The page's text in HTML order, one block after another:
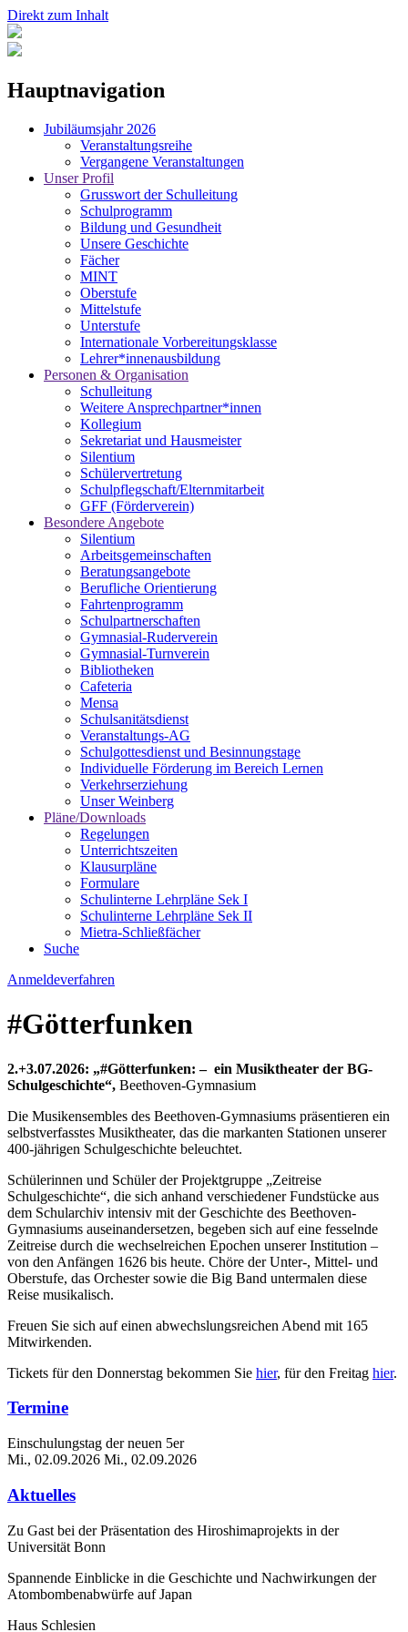
Direkt zum Inhalt
Hauptnavigation
Jubiläumsjahr 2026
Veranstaltungsreihe
Vergangene Veranstaltungen
Unser Profil
Grusswort der Schulleitung
Schulprogramm
Bildung und Gesundheit
Unsere Geschichte
Fächer
MINT
Oberstufe
Mittelstufe
Unterstufe
Internationale Vorbereitungsklasse
Lehrer*innenausbildung
Personen & Organisation
Schulleitung
Weitere Ansprechpartner*innen
Kollegium
Sekretariat und Hausmeister
Silentium
Schülervertretung
Schulpflegschaft/Elternmitarbeit
GFF (Förderverein)
Besondere Angebote
Silentium
Arbeitsgemeinschaften
Beratungsangebote
Berufliche Orientierung
Fahrtenprogramm
Schulpartnerschaften
Gymnasial-Ruderverein
Gymnasial-Turnverein
Bibliotheken
Cafeteria
Mensa
Schulsanitätsdienst
Veranstaltungs-AG
Schulgottesdienst und Besinnungstage
Individuelle Förderung im Bereich Lernen
Verkehrserziehung
Unser Weinberg
Pläne/Downloads
Regelungen
Unterrichtszeiten
Klausurpläne
Formulare
Schulinterne Lehrpläne Sek I
Schulinterne Lehrpläne Sek II
Mietra-Schließfächer
Suche
Anmeldeverfahren
#Götterfunken
2.+3.07.2026: „#Götterfunken: – ein Musiktheater der BG-
Schulgeschichte“, Beethoven-Gymnasium
Die Musikensembles des Beethoven-Gymnasiums präsentieren ein
selbstverfasstes Musiktheater, das die markanten Stationen unserer
400-jährigen Schulgeschichte beleuchtet.
Schülerinnen und Schüler der Projektgruppe „Zeitreise
Schulgeschichte“, die sich anhand verschiedener Fundstücke aus
dem Schularchiv intensiv mit der Geschichte des Beethoven-
Gymnasiums auseinandersetzen, begeben sich auf eine fesselnde
Zeitreise durch die wechselreichen Epochen unserer Institution –
von den Anfängen 1626 bis heute. Chöre der Unter-, Mittel- und
Oberstufe, das Orchester sowie die Big Band untermalen diese
Reise musikalisch.
Freuen Sie sich auf einen abwechslungsreichen Abend mit 165
Mitwirkenden.
Tickets für den Donnerstag bekommen Sie hier, für den Freitag hier.
Termine
Einschulungstag der neuen 5er
Mi., 02.09.2026 Mi., 02.09.2026
Aktuelles
Zu Gast bei der Präsentation des Hiroshimaprojekts in der
Universität Bonn
Spannende Einblicke in die Geschichte und Nachwirkungen der
Atombombenabwürfe auf Japan
Haus Schlesien